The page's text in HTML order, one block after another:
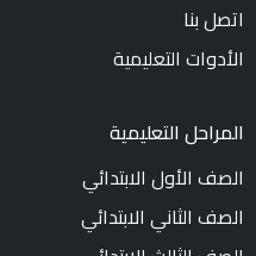
اتصل بنا
الأدوات التعليمية
المراحل التعليمية
الصف الأول الابتدائي
الصف الثاني الابتدائي